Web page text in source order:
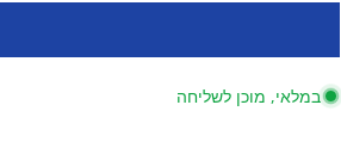
במלאי, מוכן לשליחה